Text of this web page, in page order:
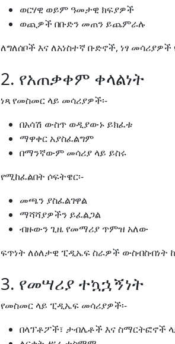
ወርሃዊ ወይም ዓመታዊ ክፍያዎች
ወጪዎች በቡድን መጠን ይጨምራሉ
ለግለሰቦች እና ለአነስተኛ ቡድኖች, ነፃ
2. የአጠቃቀም ቀላልነት
ነጻ የመስመር ላይ መሳሪያዎች፡-
በአሳሽ ውስጥ ወዲያውኑ ይክፈቱ
ማዋቀር አያስፈልግም
በማንኛውም መሳሪያ ላይ ይስሩ
የሚከፈልበት ሶፍትዌር፡-
መጫን ያስፈልገዋል
ማሻሻያዎችን ይፈልጋል
ብዙውን ጊዜ የመማሪያ ጥምዝ አለው
ፍጥነት ለዕለታዊ ፒዲኤፍ ስራዎች ውስብስብነት
3. የመሣሪያ ተኳኋኝነት
የመስመር ላይ ፒዲኤፍ መሳሪያዎች፡-
በላፕቶፖች፣ ታብሌቶች እና ስማርትፎኖች